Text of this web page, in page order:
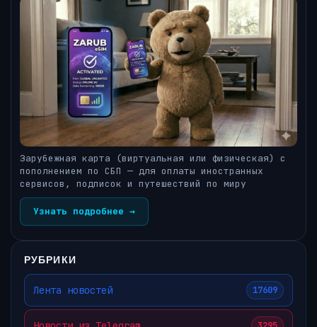
Зарубежная карта (виртуальная или физическая) с
пополнением по СБП — для оплаты иностранных
сервисов, подписок и путешествий по миру
Узнать подробнее →
РУБРИКИ
Лента новостей 17609